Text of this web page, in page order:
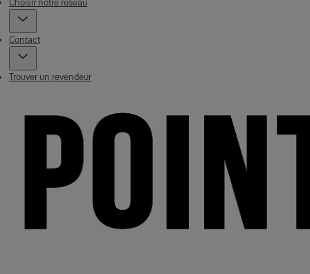
Contact
Trouver un revendeur